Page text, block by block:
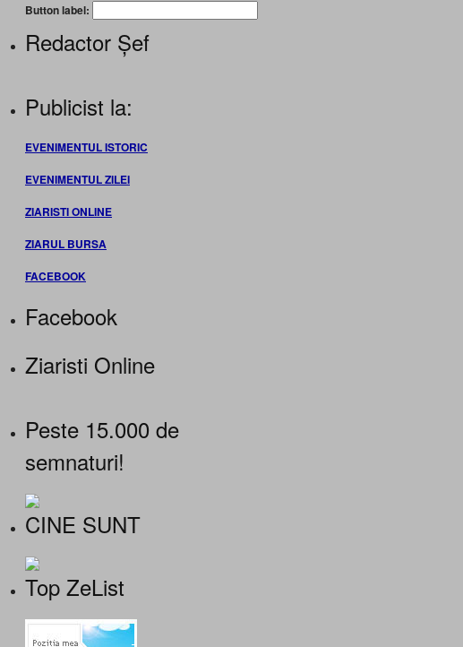
Button label:
Redactor Șef
Publicist la:
EVENIMENTUL ISTORIC
EVENIMENTUL ZILEI
ZIARISTI ONLINE
ZIARUL BURSA
FACEBOOK
Facebook
Ziaristi Online
Peste 15.000 de
semnaturi!
CINE SUNT
Top ZeList